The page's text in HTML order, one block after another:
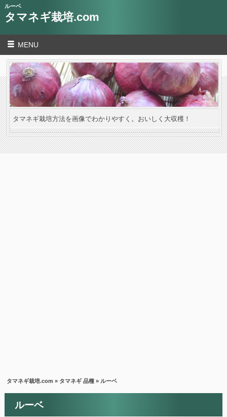
ルーベ
タマネギ栽培.com
MENU
タマネギ栽培方法を画像でわかりやすく。おいしく大収穫！
タマネギ栽培.com » タマネギ 品種 » ルーベ
ルーベ